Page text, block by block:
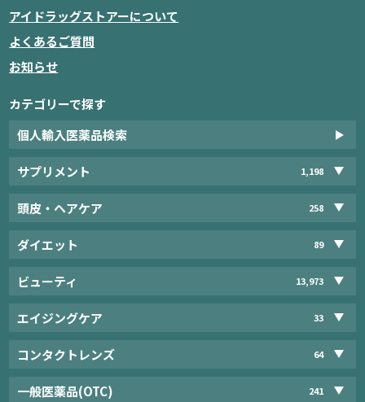
アイドラッグストアーについて
よくあるご質問
お知らせ
カテゴリーで探す
個人輸入医薬品検索
サプリメント 1,198
頭皮・ヘアケア 258
ダイエット 89
ビューティ 13,973
エイジングケア 33
コンタクトレンズ 64
一般医薬品(OTC) 241